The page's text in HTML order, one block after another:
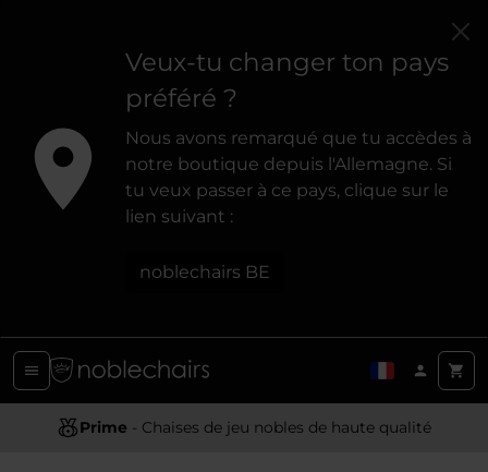
Veux-tu changer ton pays
préféré ?
Nous avons remarqué que tu accèdes à
notre boutique depuis l'Allemagne. Si
tu veux passer à ce pays, clique sur le
lien suivant :
noblechairs BE
Prime - Chaises de jeu nobles de haute qualité
Conception Ergonomique- Offrir un soutien et un confort optimaux